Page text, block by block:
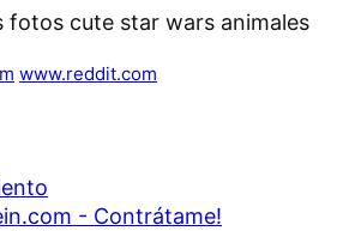
www.reddit.com
- Contrátame!